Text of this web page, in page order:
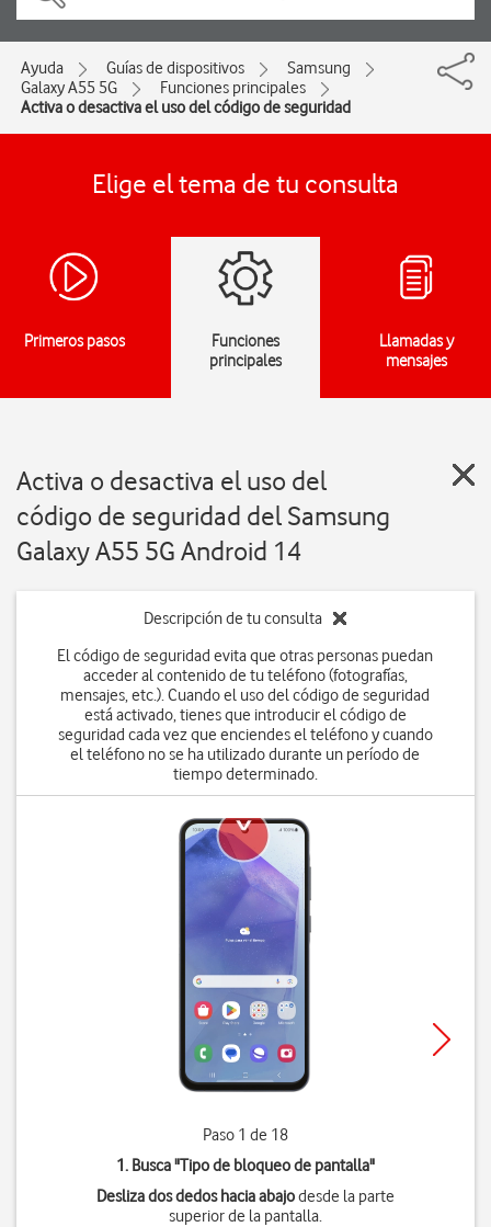
Ayuda Guías de dispositivos
Samsung
Galaxy A55 5G
Funciones principales
Activa o desactiva el uso del código de seguridad
Elige el tema de tu consulta
Primeros pasos
Funciones
principales
Llamadas y
mensajes
Activa o desactiva el uso del
código de seguridad del Samsung
Galaxy A55 5G Android 14
Descripción de tu consulta
El código de seguridad evita que otras personas puedan
acceder al contenido de tu teléfono (fotografías,
mensajes, etc.). Cuando el uso del código de seguridad
está activado, tienes que introducir el código de
seguridad cada vez que enciendes el teléfono y cuando
el teléfono no se ha utilizado durante un período de
tiempo determinado.
Paso 1 de 18
1. Busca "Tipo de bloqueo de pantalla"
Desliza dos dedos hacia abajodesde la parte
superior de la pantalla.